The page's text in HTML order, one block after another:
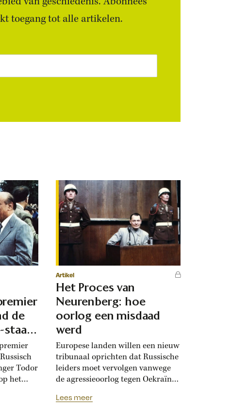
toegang tot alle artikelen.
de
staat
Todor
het
Artikel
Het Proces van
Neurenberg: hoe
oorlog een misdaad
werd
Europese landen willen een nieuw
tribunaal oprichten dat Russische
leiders moet vervolgen vanwege
de agressieoorlog tegen Oekraïne.
Lees meer